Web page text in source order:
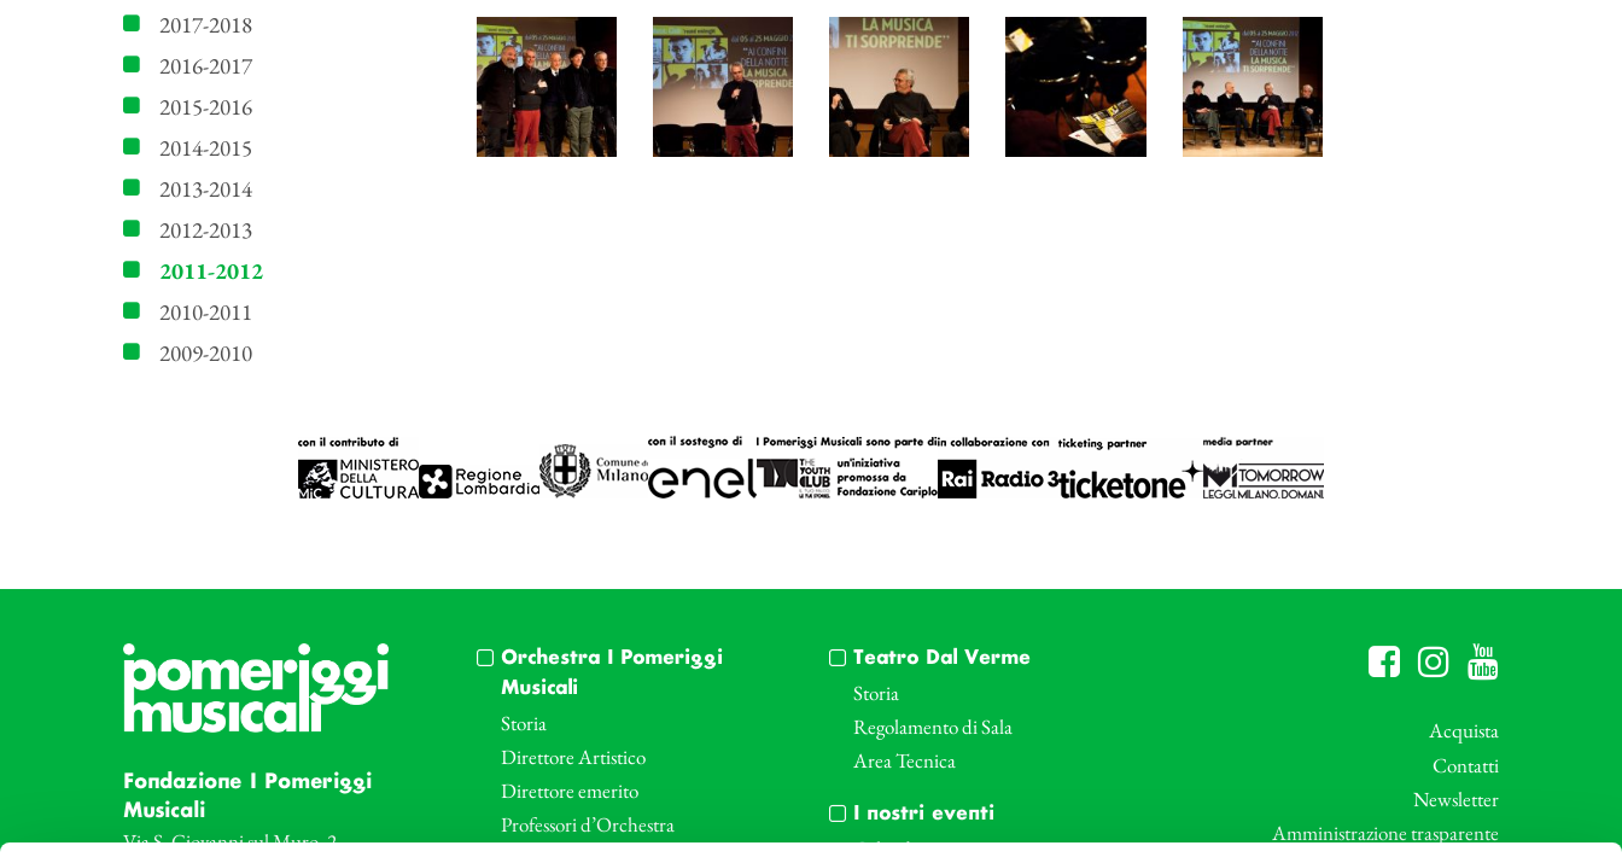
2017-2018
2016-2017
2015-2016
2014-2015
2013-2014
2012-2013
2011-2012
2010-2011
2009-2010
Fondazione I Pomeriggi
Musicali
Via S. Giovanni sul Muro, 2
Orchestra I Pomeriggi
Musicali
Storia
Direttore Artistico
Direttore emerito
Professori d’Orchestra
Teatro Dal Verme
Storia
Regolamento di Sala
Area Tecnica
I nostri eventi
Calendario
Acquista
Contatti
Newsletter
Amministrazione trasparente